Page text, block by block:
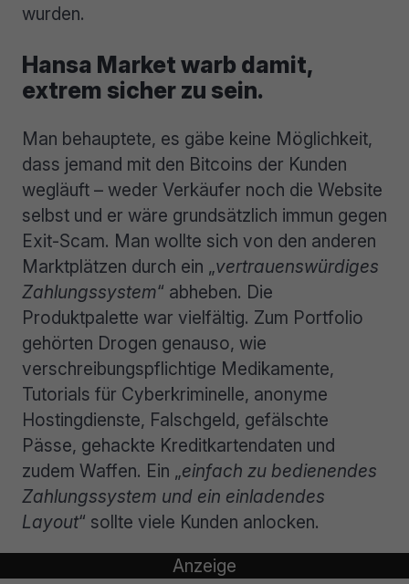
wurden.
Hansa Market warb damit,
extrem sicher zu sein.
Man behauptete, es gäbe keine Möglichkeit,
dass jemand mit den Bitcoins der Kunden
wegläuft – weder Verkäufer noch die Website
selbst und er wäre grundsätzlich immun gegen
Exit-Scam. Man wollte sich von den anderen
Marktplätzen durch ein „vertrauenswürdiges
Zahlungssystem“ abheben. Die
Produktpalette war vielfältig. Zum Portfolio
gehörten Drogen genauso, wie
verschreibungspflichtige Medikamente,
Tutorials für Cyberkriminelle, anonyme
Hostingdienste, Falschgeld, gefälschte
Pässe, gehackte Kreditkartendaten und
zudem Waffen. Ein „einfach zu bedienendes
Zahlungssystem und ein einladendes
Layout“ sollte viele Kunden anlocken.